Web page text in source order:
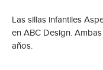
Las sillas infantiles
en ABC Design.
años.